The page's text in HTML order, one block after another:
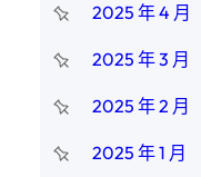
2025 年 4 月
2025 年 3 月
2025 年 2 月
2025 年 1 月